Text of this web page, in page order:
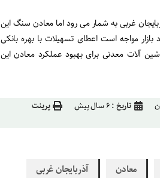
غربی به شمار می رود اما معادن سنگ این
مواجه است اعطای تسهیلات با بهره بانکی
آلات معدنی برای بهبود عملکرد معادن این
تاریخ :۶ سال پیش
پرینت
معادن
آذربایجان غربی